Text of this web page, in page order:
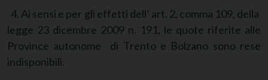
4. Ai sensi e per gli effetti dell’ art. 2, comma 109, della
legge 23 dicembre 2009 n. 191, le quote riferite alle
Province autonome di Trento e Bolzano sono rese
indisponibili.